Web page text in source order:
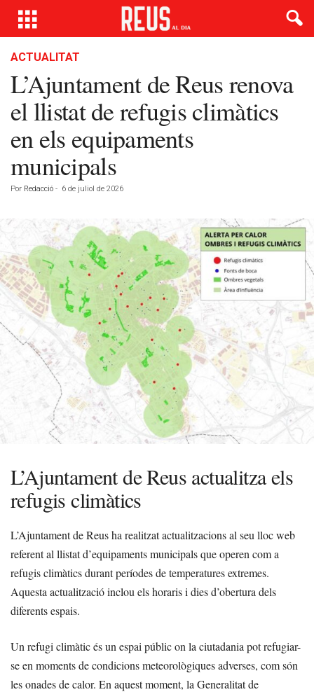
ACTUALITAT
L’Ajuntament de Reus renova
el llistat de refugis climàtics
en els equipaments
municipals
Por Redacció - 6 de juliol de 2026
L’Ajuntament de Reus actualitza els
refugis climàtics
L’Ajuntament de Reus ha realitzat actualitzacions al seu lloc web
referent al llistat d’equipaments municipals que operen com a
refugis climàtics durant períodes de temperatures extremes.
Aquesta actualització inclou els horaris i dies d’obertura dels
diferents espais.
Un refugi climàtic és un espai públic on la ciutadania pot refugiar-
se en moments de condicions meteorològiques adverses, com són
les onades de calor. En aquest moment, la Generalitat de